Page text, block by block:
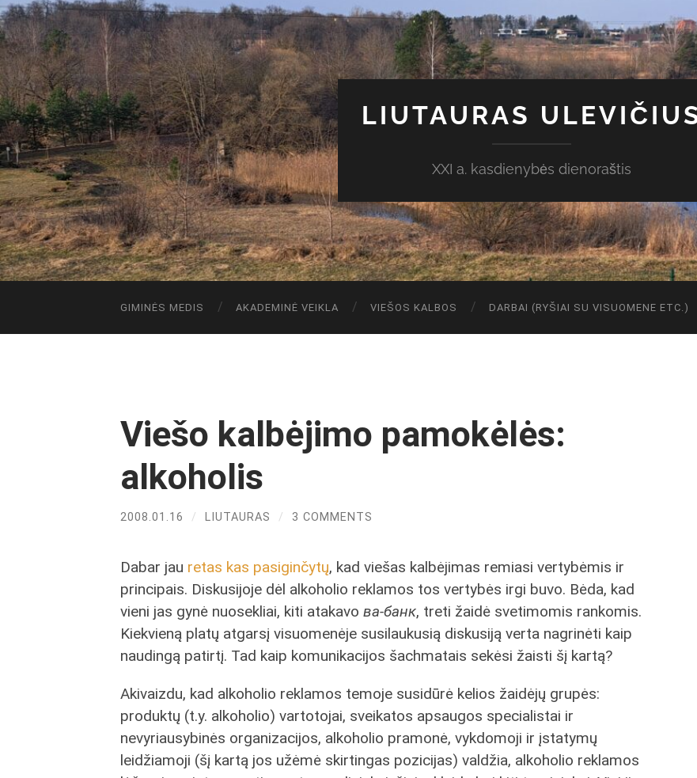
LIUTAURAS
XXI a. kasdienybės dienoraštis
GIMINĖS MEDIS AKADEMINĖ VEIKLA VIEŠOS KALBOS DARBAI (RYŠIAI SU VISUOMENE ETC.)
Viešo kalbėjimo pamokėlės:
alkoholis
2008.01.16 / LIUTAURAS / 3 COMMENTS
Dabar jau retas kas pasiginčytų, kad viešas kalbėjimas remiasi vertybėmis ir
principais. Diskusijoje dėl alkoholio reklamos tos vertybės irgi buvo. Bėda, kad
vieni jas gynė nuosekliai, kiti atakavo ва-банк, treti žaidė svetimomis rankomis.
Kiekvieną platų atgarsį visuomenėje susilaukusią diskusiją verta nagrinėti kaip
naudingą patirtį. Tad kaip komunikacijos šachmatais sekėsi žaisti šį kartą?
Akivaizdu, kad alkoholio reklamos temoje susidūrė kelios žaidėjų grupės:
produktų (t.y. alkoholio) vartotojai, sveikatos apsaugos specialistai ir
nevyriausybinės organizacijos, alkoholio pramonė, vykdomoji ir įstatymų
leidžiamoji (šį kartą jos užėmė skirtingas pozicijas) valdžia, alkoholio reklamos